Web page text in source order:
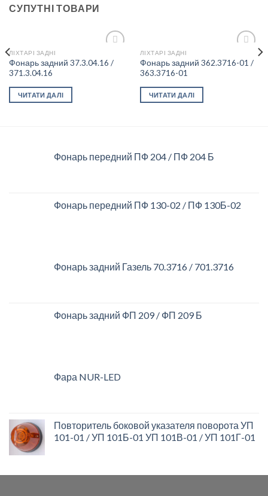
СУПУТНІ ТОВАРИ
ЛІХТАРІ ЗАДНІ
Фонарь задний 37.3.04.16 /
371.3.04.16
ЧИТАТИ ДАЛІ
ЛІХТАРІ ЗАДНІ
Фонарь задний 362.3716-01 /
363.3716-01
ЧИТАТИ ДАЛІ
Фонарь передний ПФ 204 / ПФ 204 Б
Фонарь передний ПФ 130-02 / ПФ 130Б-02
Фонарь задний Газель 70.3716 / 701.3716
Фонарь задний ФП 209 / ФП 209 Б
Фара NUR-LED
Повторитель боковой указателя поворота УП
101-01 / УП 101Б-01 УП 101В-01 / УП 101Г-01